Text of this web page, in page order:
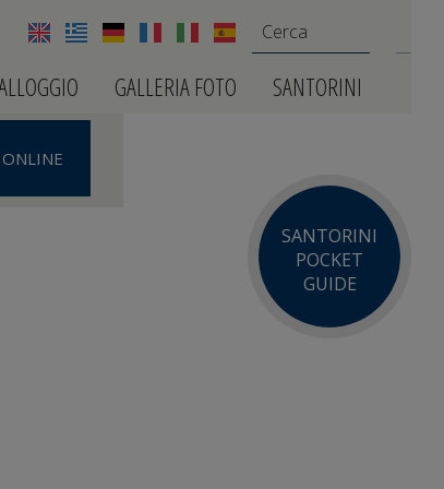
GALLERIA FOTO SANTORINI
SANTORINI
POCKET
GUIDE